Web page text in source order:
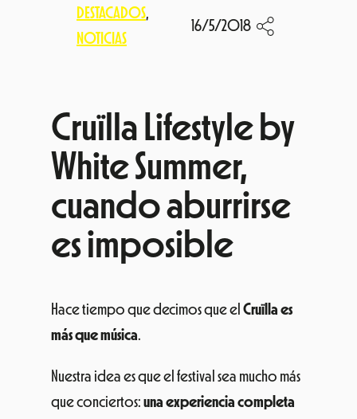
DESTACADOS
NOTICIAS
16/5/2018
Cruïlla Lifestyle by
White Summer,
cuando aburrirse
es imposible
Hace tiempo que decimos que el Cruïlla es
más que música.
Nuestra idea es que el festival sea mucho más
que conciertos: una experiencia completa